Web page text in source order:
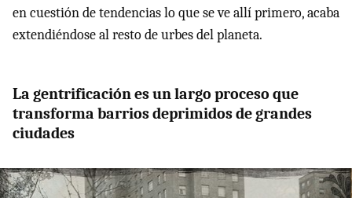
en cuestión de tendencias lo que se ve allí primero, acaba
extendiéndose al resto de urbes del planeta.
La gentrificación es un largo proceso que
transforma barrios deprimidos de grandes
ciudades